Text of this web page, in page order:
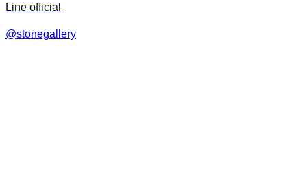
Line official
@stonegallery